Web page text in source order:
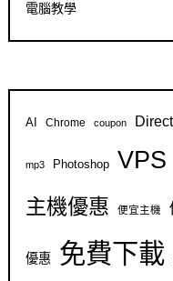
電腦教學
AI Chrome coupon
mp3 Photoshop VPS
主機優惠 便宜主機
優惠 免費下載